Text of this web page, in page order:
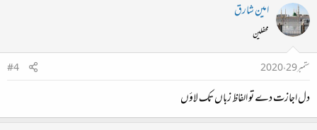
امین شارق
محفلین
ستمبر 29، 2020
#4
دل اجازت دے تو الفاظ زباں تک لاؤں